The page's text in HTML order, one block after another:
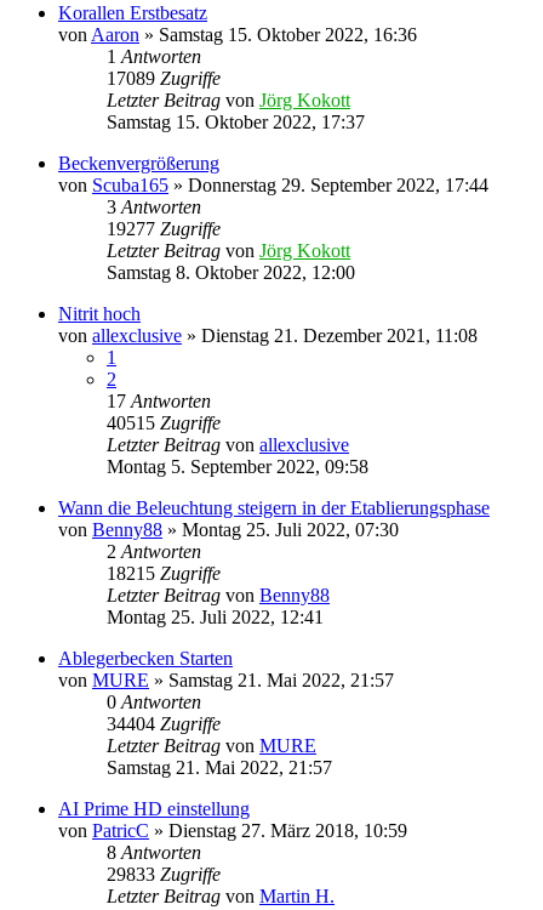
Korallen Erstbesatz
von Aaron » Samstag 15. Oktober 2022, 16:36
1 Antworten
17089 Zugriffe
Letzter Beitrag von Jörg Kokott
Samstag 15. Oktober 2022, 17:37
Beckenvergrößerung
von Scuba165 » Donnerstag 29. September 2022, 17:44
3 Antworten
19277 Zugriffe
Letzter Beitrag von Jörg Kokott
Samstag 8. Oktober 2022, 12:00
Nitrit hoch
von allexclusive » Dienstag 21. Dezember 2021, 11:08
1
2
17 Antworten
40515 Zugriffe
Letzter Beitrag von allexclusive
Montag 5. September 2022, 09:58
Wann die Beleuchtung steigern in der Etablierungsphase
von Benny88 » Montag 25. Juli 2022, 07:30
2 Antworten
18215 Zugriffe
Letzter Beitrag von Benny88
Montag 25. Juli 2022, 12:41
Ablegerbecken Starten
von MURE » Samstag 21. Mai 2022, 21:57
0 Antworten
34404 Zugriffe
Letzter Beitrag von MURE
Samstag 21. Mai 2022, 21:57
AI Prime HD einstellung
von PatricC » Dienstag 27. März 2018, 10:59
8 Antworten
29833 Zugriffe
Letzter Beitrag von Martin H.